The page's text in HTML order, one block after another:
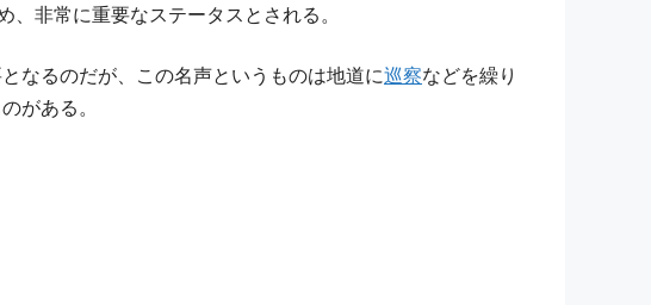
非常に重要なステータスとされる。
なるのだが、この名声というものは地道に巡察などを繰り
がある。